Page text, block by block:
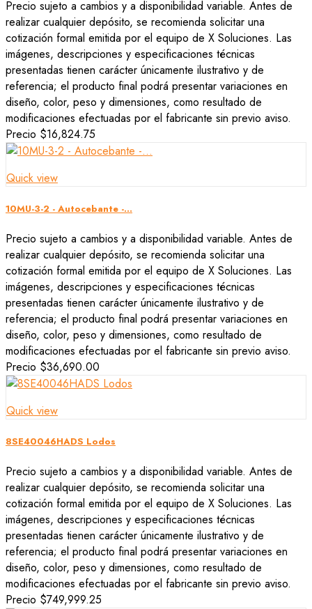
Precio sujeto a cambios y a disponibilidad variable. Antes de
realizar cualquier depósito, se recomienda solicitar una
cotización formal emitida por el equipo de X Soluciones. Las
imágenes, descripciones y especificaciones técnicas
presentadas tienen carácter únicamente ilustrativo y de
referencia; el producto final podrá presentar variaciones en
diseño, color, peso y dimensiones, como resultado de
modificaciones efectuadas por el fabricante sin previo aviso.
Precio $16,824.75
Quick view
10MU-3-2 - Autocebante -...
Precio sujeto a cambios y a disponibilidad variable. Antes de
realizar cualquier depósito, se recomienda solicitar una
cotización formal emitida por el equipo de X Soluciones. Las
imágenes, descripciones y especificaciones técnicas
presentadas tienen carácter únicamente ilustrativo y de
referencia; el producto final podrá presentar variaciones en
diseño, color, peso y dimensiones, como resultado de
modificaciones efectuadas por el fabricante sin previo aviso.
Precio $36,690.00
Quick view
8SE40046HADS Lodos
Precio sujeto a cambios y a disponibilidad variable. Antes de
realizar cualquier depósito, se recomienda solicitar una
cotización formal emitida por el equipo de X Soluciones. Las
imágenes, descripciones y especificaciones técnicas
presentadas tienen carácter únicamente ilustrativo y de
referencia; el producto final podrá presentar variaciones en
diseño, color, peso y dimensiones, como resultado de
modificaciones efectuadas por el fabricante sin previo aviso.
Precio $749,999.25